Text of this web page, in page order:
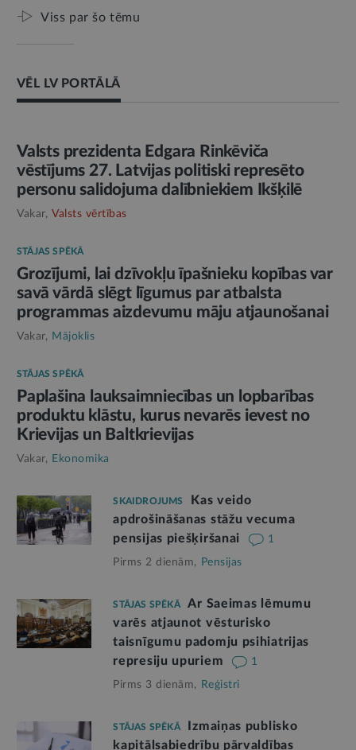
Viss par šo tēmu
VĒL LV PORTĀLĀ
AMATPERSONAS RUNA
Valsts prezidenta Edgara Rinkēviča
vēstījums 27. Latvijas politiski represēto
personu salidojuma dalībniekiem Ikšķilē
Vakar, Valsts vērtības
STĀJAS SPĒKĀ
Grozījumi, lai dzīvokļu īpašnieku kopības var
savā vārdā slēgt līgumus par atbalsta
programmas aizdevumu māju atjaunošanai
Vakar, Mājoklis
STĀJAS SPĒKĀ
Paplašina lauksaimniecības un lopbarības
produktu klāstu, kurus nevarēs ievest no
Krievijas un Baltkrievijas
Vakar, Ekonomika
SKAIDROJUMS
Kas veido
apdrošināšanas stāžu vecuma
pensijas piešķiršanai
1
Pirms 2 dienām, Pensijas
STĀJAS SPĒKĀ
Ar Saeimas lēmumu
varēs atjaunot vēsturisko
taisnīgumu padomju psihiatrijas
represiju upuriem
1
Pirms 3 dienām, Reģistri
STĀJAS SPĒKĀ
Izmaiņas publisko
kapitālsabiedrību pārvaldības